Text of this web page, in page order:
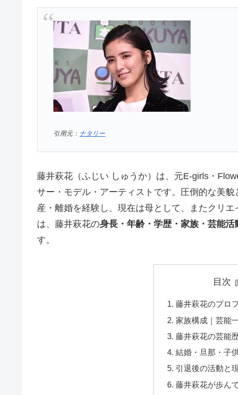
引用元： ナタリー
藤井萩花（ふじい しゅうか）は、元E-girls・
サー・モデル・アーティストです。圧倒的な美
産・離婚を経験し、現在は母として、またクリ
は、藤井萩花の身長・年齢・学歴・家族・芸能
す。
目次
藤井萩花のプロ
家族構成｜芸能
藤井萩花の芸能
結婚・旦那・子
引退後の活動と
藤井萩花が歩ん